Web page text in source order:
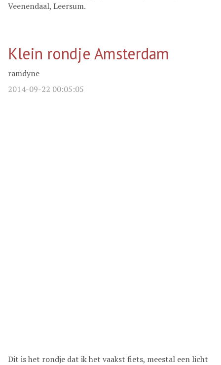
Veenendaal, Leersum.
Klein rondje Amsterdam
ramdyne
2014-09-22 00:05:05
Dit is het rondje dat ik het vaakst fiets, meestal een licht